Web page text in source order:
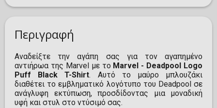
Περιγραφή
Αναδείξτε την αγάπη σας για τον αγαπημένο
αντιήρωα της Marvel με το Marvel - Deadpool Logo
Puff Black T-Shirt. Αυτό το μαύρο μπλουζάκι
διαθέτει το εμβληματικό λογότυπο του Deadpool σε
ανάγλυφη εκτύπωση, προσδίδοντας μια μοναδική
υφή και στυλ στο ντύσιμό σας.